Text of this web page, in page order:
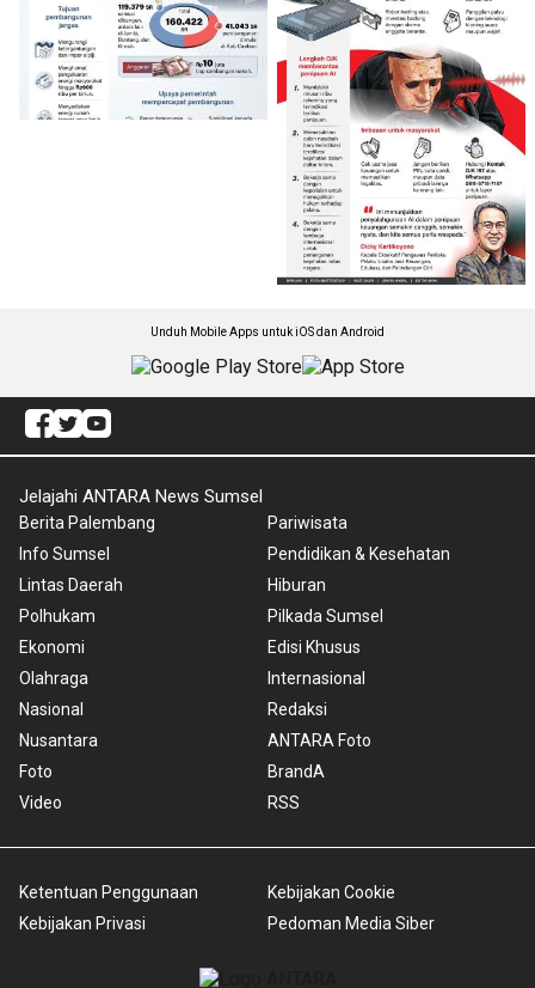
Unduh Mobile Apps untuk iOS dan Android
Jelajahi ANTARA News Sumsel
Berita Palembang
Info Sumsel
Lintas Daerah
Polhukam
Ekonomi
Olahraga
Nasional
Nusantara
Foto
Video
Pariwisata
Pendidikan & Kesehatan
Hiburan
Pilkada Sumsel
Edisi Khusus
Internasional
Redaksi
ANTARA Foto
BrandA
RSS
Ketentuan Penggunaan
Kebijakan Privasi
Kebijakan Cookie
Pedoman Media Siber